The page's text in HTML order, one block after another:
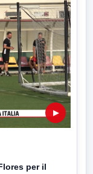
▶
per il